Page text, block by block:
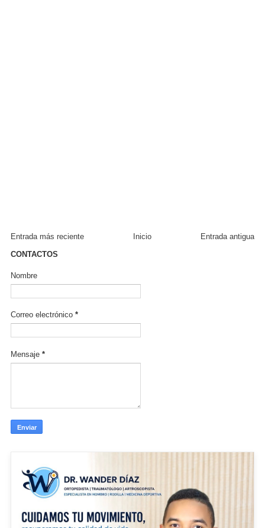
Entrada más reciente Entrada antigua
Inicio
CONTACTOS
Nombre
Correo electrónico *
Mensaje *